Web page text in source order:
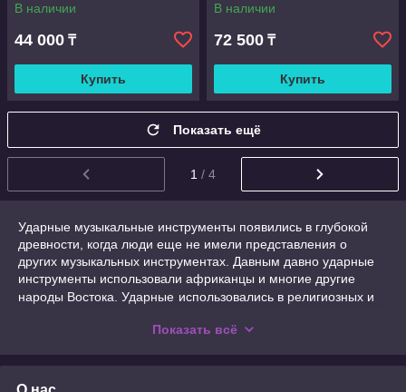
В наличии
44 000 ₸
Купить
В наличии
72 500 ₸
Купить
Показать ещё
1 / 4
Ударные музыкальные инструменты появились в глубокой
древности, когда люди еще не имели представления о
других музыкальных инструментах. Давным давно ударные
инструменты использовали африканцы и многие другие
народы Востока. Ударные использовались в религиозных и
В современном мире ударные инструменты распространены
Показать всё